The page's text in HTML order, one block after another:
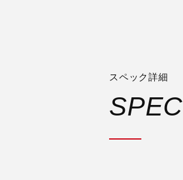
スペック詳細
SPEC